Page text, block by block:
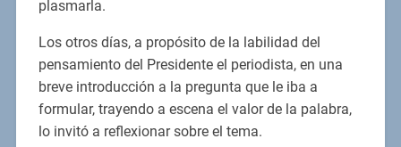
plasmarla.
Los otros días, a propósito de la labilidad del
pensamiento del Presidente el periodista, en una
breve introducción a la pregunta que le iba a
formular, trayendo a escena el valor de la palabra,
lo invitó a reflexionar sobre el tema.